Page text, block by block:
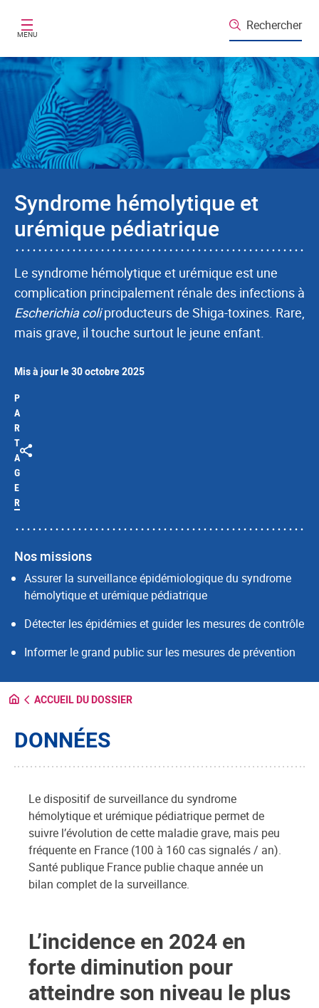
MENU
Rechercher
Syndrome hémolytique et
urémique pédiatrique
Le syndrome hémolytique et urémique est une
complication principalement rénale des infections à
Escherichia coliproducteurs de Shiga-toxines. Rare,
mais grave, il touche surtout le jeune enfant.
Mis à jour le 30 octobre 2025
P
A
R
T
A
G
E
R
Nos missions
Assurer la surveillance épidémiologique du syndrome
hémolytique et urémique pédiatrique
Détecter les épidémies et guider les mesures de contrôle
Informer le grand public sur les mesures de prévention
ACCUEIL DU DOSSIER
DONNÉES
Le dispositif de surveillance du syndrome
hémolytique et urémique pédiatrique permet de
suivre l’évolution de cette maladie grave, mais peu
fréquente en France (100 à 160 cas signalés / an).
Santé publique France publie chaque année un
bilan complet de la surveillance.
L’incidence en 2024 en
forte diminution pour
atteindre son niveau le plus